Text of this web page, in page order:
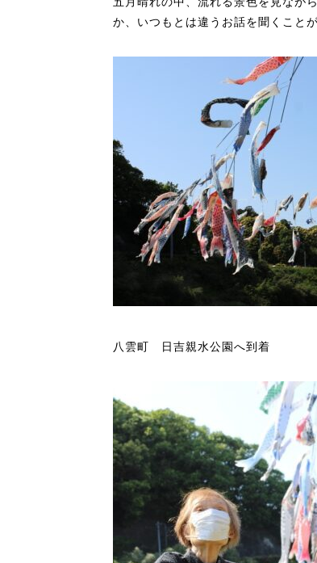
か、いつもとは違うお話を聞くこと
八雲町 日吉親水公園へ到着